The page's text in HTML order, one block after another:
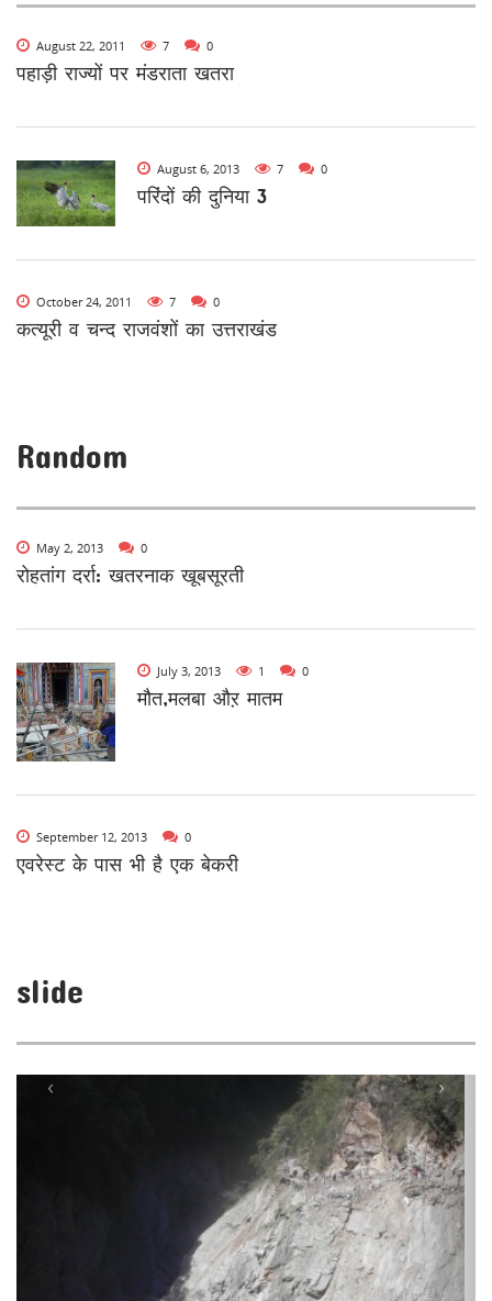
August 22, 2011 7 0
पहाड़ी राज्यों पर मंडराता खतरा
August 6, 2013 7 0
परिंदों की दुनिया 3
October 24, 2011 7 0
कत्यूरी व चन्द राजवंशों का उत्तराखंड
Random
May 2, 2013 0
रोहतांग दर्रा: खतरनाक खूबसूरती
July 3, 2013 1 0
मौत,मलबा औऱ मातम
September 12, 2013 0
एवरेस्ट के पास भी है एक बेकरी
slide
‹ ›